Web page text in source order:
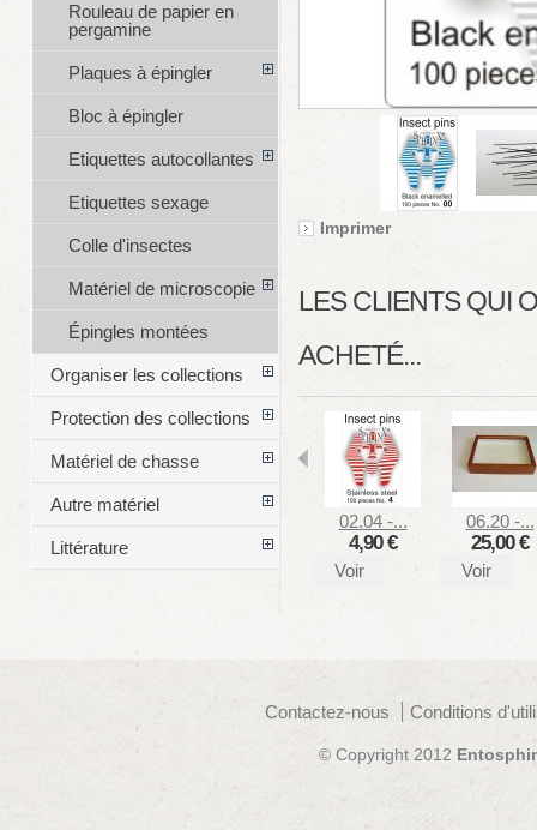
Imprimer
LES CLIENTS QUI
ACHETÉ...
02.04 -...
4,90 €
Voir
06.20 -...
25,00 €
Voir
Rouleau de papier en
pergamine
Plaques à épingler
Bloc à épingler
Etiquettes autocollantes
Etiquettes sexage
Colle d'insectes
Matériel de microscopie
Épingles montées
Organiser les collections
Protection des collections
Matériel de chasse
Autre matériel
Littérature
Contactez-nous Conditions
© Copyright 2012